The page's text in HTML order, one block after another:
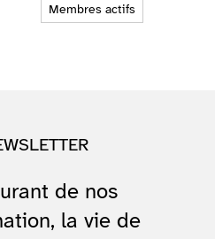
Membres actifs
de nos
la vie de